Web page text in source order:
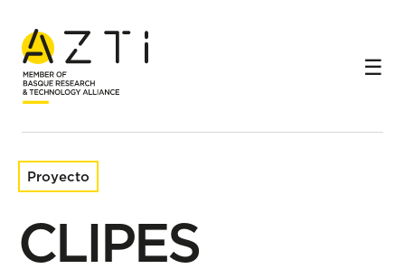
Inicio Proyectos de investigación
Proyecto
CLIPES